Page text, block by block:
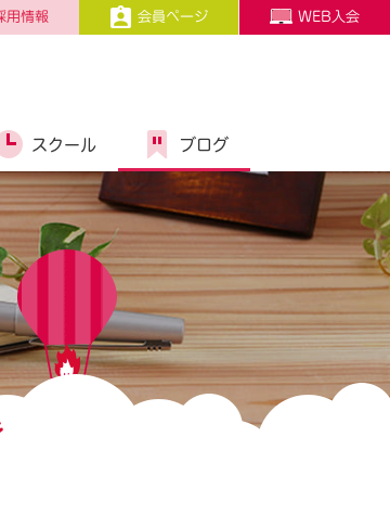
用情報 会員ページ WEB入会
スクール ブログ